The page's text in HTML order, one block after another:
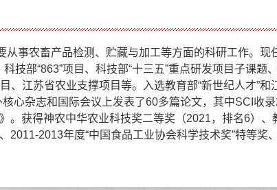
事农畜产品检测、贮藏与加工等方面的科研工作。现
部“863”项目、科技部“十三五”重点研发项目子课题
江苏省农业支撑项目等。入选教育部“新世纪人才”和
心杂志和国际会议上发表了60多篇论文，其中SCI收
。获得神农中华农业科技奖二等奖（2021，排名6）、
2013年度“中国食品工业协会科学技术奖”特等奖